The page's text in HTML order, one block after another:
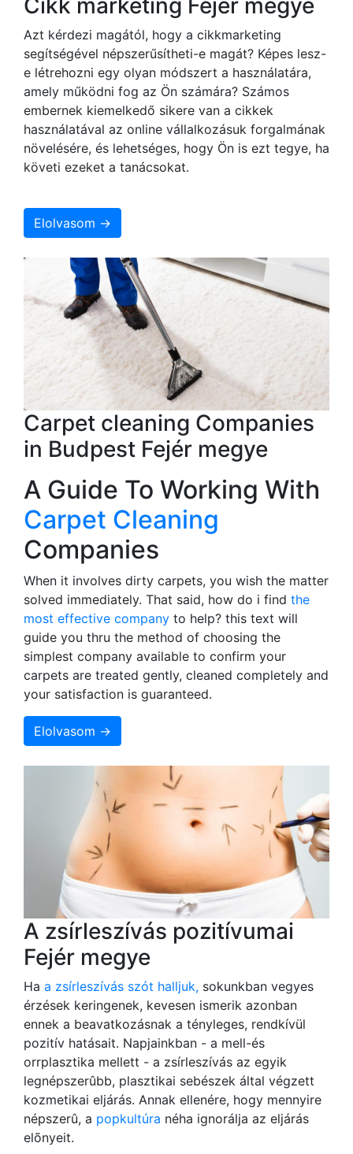
Azt kérdezi magától, hogy a cikkmarketing
segítségével népszerűsítheti-e magát? Képes lesz-
e létrehozni egy olyan módszert a használatára,
amely működni fog az Ön számára? Számos
embernek kiemelkedő sikere van a cikkek
használatával az online vállalkozásuk forgalmának
növelésére, és lehetséges, hogy Ön is ezt tegye, ha
követi ezeket a tanácsokat.
Elolvasom →
Carpet cleaning Companies
in Budpest Fejér megye
A Guide To Working With
Carpet Cleaning
Companies
When it involves dirty carpets, you wish the matter
solved immediately. That said, how do i find the
most effective company to help? this text will
guide you thru the method of choosing the
simplest company available to confirm your
carpets are treated gently, cleaned completely and
your satisfaction is guaranteed.
Elolvasom →
A zsírleszívás pozitívumai
Fejér megye
Ha a zsírleszívás szót halljuk, sokunkban vegyes
érzések keringenek, kevesen ismerik azonban
ennek a beavatkozásnak a tényleges, rendkívül
pozitív hatásait. Napjainkban - a mell-és
orrplasztika mellett - a zsírleszívás az egyik
legnépszerûbb, plasztikai sebészek által végzett
kozmetikai eljárás. Annak ellenére, hogy mennyire
népszerû, a popkultúra néha ignorálja az eljárás
elõnyeit.